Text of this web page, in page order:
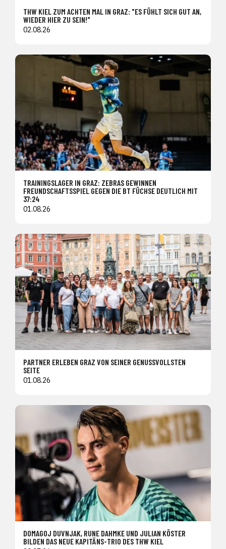
THW KIEL ZUM ACHTEN MAL IN GRAZ: "ES FÜHLT SICH GUT AN,
WIEDER HIER ZU SEIN!"
02.08.26
TRAININGSLAGER IN GRAZ: ZEBRAS GEWINNEN
FREUNDSCHAFTSSPIEL GEGEN DIE BT FÜCHSE DEUTLICH MIT
37:24
01.08.26
PARTNER ERLEBEN GRAZ VON SEINER GENUSSVOLLSTEN
SEITE
01.08.26
DOMAGOJ DUVNJAK, RUNE DAHMKE UND JULIAN KÖSTER
BILDEN DAS NEUE KAPITÄNS-TRIO DES THW KIEL